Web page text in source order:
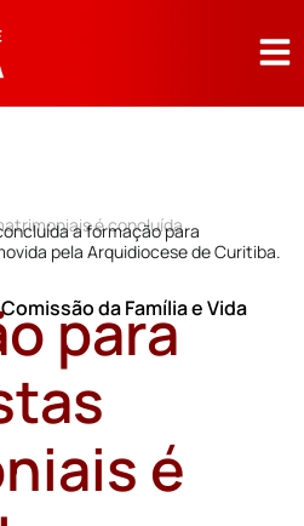
é concluída
a formação para
pela Arquidiocese de Curitiba.
da Família e Vida
para
é